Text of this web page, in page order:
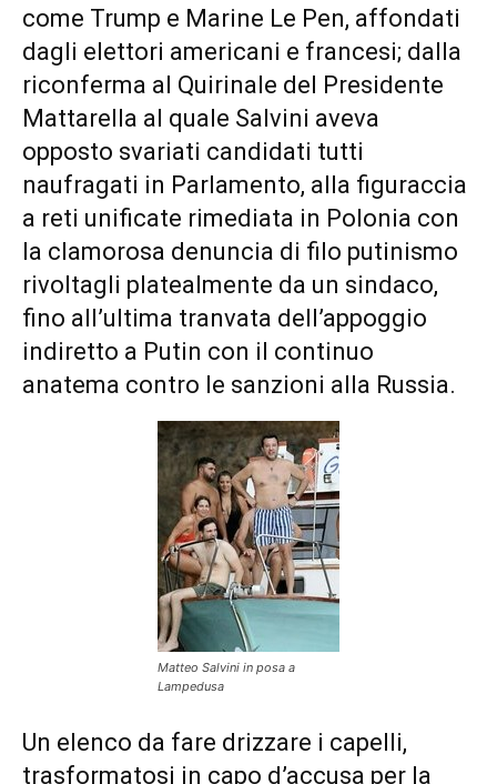
come Trump e Marine Le Pen, affondati
dagli elettori americani e francesi; dalla
riconferma al Quirinale del Presidente
Mattarella al quale Salvini aveva
opposto svariati candidati tutti
naufragati in Parlamento, alla figuraccia
a reti unificate rimediata in Polonia con
la clamorosa denuncia di filo putinismo
rivoltagli platealmente da un sindaco,
fino all’ultima tranvata dell’appoggio
indiretto a Putin con il continuo
anatema contro le sanzioni alla Russia.
Matteo Salvini in posa a
Lampedusa
Un elenco da fare drizzare i capelli,
trasformatosi in capo d’accusa per la